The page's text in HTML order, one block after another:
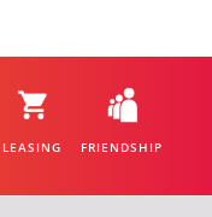
LEASING FRIENDSHIP